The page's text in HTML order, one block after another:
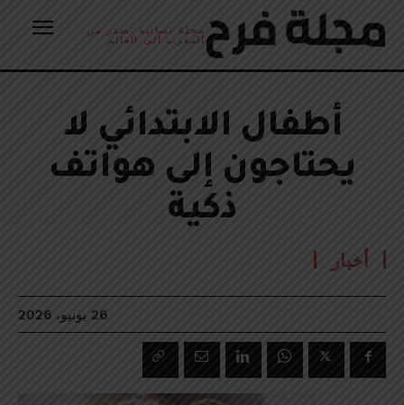
مجلة نسائية تصدر من
المغرب الى العالم
أطفال الابتدائي لا
يحتاجون إلى هواتف
ذكية
أخبار
26 يونيو، 2026